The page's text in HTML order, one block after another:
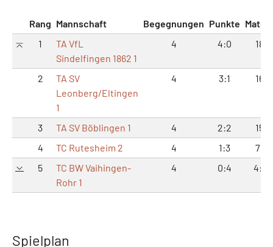
Rang Mannschaft Begegnungen Punkte
1
TA VfL
Sindelfingen 1862 1
4 4:0 18:6
2
TA SV
Leonberg/Eltingen
1
4 3:1 16:8
3 TA SV Böblingen 1 4 2:2
15:9
4
TC Rutesheim 2 4 1:3
7:17
5
TC BW Vaihingen-
Rohr 1
4 0:4 4:20
Spielplan